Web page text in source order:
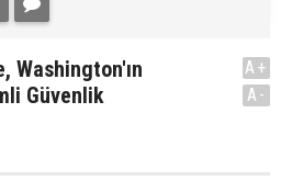
Washington'ın
Güvenlik
A+
A-